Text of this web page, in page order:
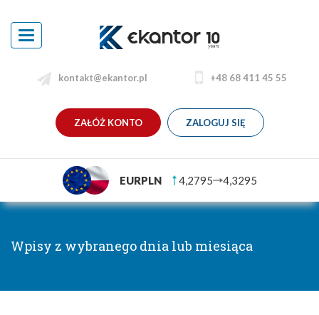
Toggle
navigation
kontakt@ekantor.pl +48 68 411 45 55
ZAŁÓŻ KONTO ZALOGUJ SIĘ
EURPLN 4,2795 4,3295
Wpisy z wybranego dnia lub miesiąca